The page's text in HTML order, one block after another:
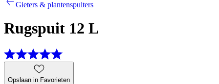
Gieters & plantenspuiters
Rugspuit 12 L
Opslaan in Favorieten